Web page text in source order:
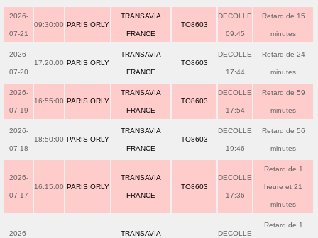
2026-
07-21
09:30:00 PARIS ORLY
TRANSAVIA
FRANCE
TO8603
DECOLLE
09:45
Retard de 15
minutes
2026-
07-20
17:20:00 PARIS ORLY
TRANSAVIA
FRANCE
TO8603
DECOLLE
17:44
Retard de 24
minutes
2026-
07-19
16:55:00 PARIS ORLY
TRANSAVIA
FRANCE
TO8603
DECOLLE
17:54
Retard de 59
minutes
2026-
07-18
18:50:00 PARIS ORLY
TRANSAVIA
FRANCE
TO8603
DECOLLE
19:46
Retard de 56
minutes
2026-
07-17
16:15:00 PARIS ORLY
TRANSAVIA
FRANCE
TO8603
DECOLLE
17:36
Retard de 1
heure et 21
minutes
2026- TRANSAVIA DECOLLE
Retard de 1